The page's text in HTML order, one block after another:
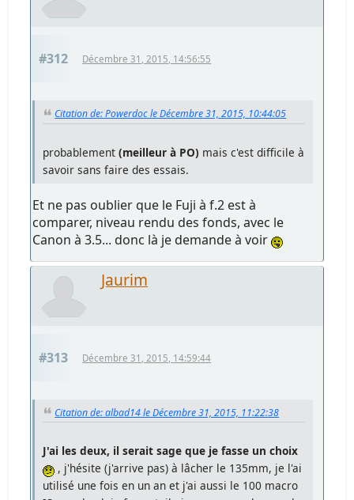
#312 Décembre 31, 2015, 14:56:55
Citation de: Powerdoc le Décembre 31, 2015, 10:44:05
probablement(meilleur à PO) mais c'est difficile à
savoir sans faire des essais.
Et ne pas oublier que le Fuji à f.2 est à
comparer, niveau rendu des fonds, avec le
Canon à 3.5... donc là je demande à voir
Jaurim
#313 Décembre 31, 2015, 14:59:44
Citation de: albad14 le Décembre 31, 2015, 11:22:38
J'ai les deux, il serait sage que je fasse un choix
, j'hésite (j'arrive pas) à lâcher le 135mm, je l'ai
utilisé une fois en un an et j'ai aussi le 100 macro